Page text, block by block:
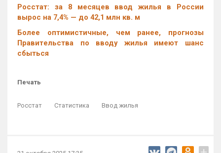
Росстат: за 8 месяцев ввод жилья в России
вырос на 7,4% — до 42,1 млн кв. м
Более оптимистичные, чем ранее, прогнозы
Правительства по вводу жилья имеют шанс
сбыться
Печать
Росстат Статистика Ввод жилья